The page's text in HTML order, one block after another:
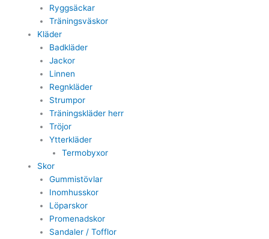
Ryggsäckar
Träningsväskor
Kläder
Badkläder
Jackor
Linnen
Regnkläder
Strumpor
Träningskläder herr
Tröjor
Ytterkläder
Termobyxor
Skor
Gummistövlar
Inomhusskor
Löparskor
Promenadskor
Sandaler / Tofflor